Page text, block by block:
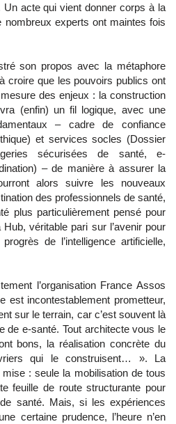
acte qui vient donner corps à la
nombreux experts ont maintes fois
son propos avec la métaphore
croire que les pouvoirs publics ont
des enjeux : la construction
(enfin) un fil logique, avec une
– cadre de confiance
et services socles (Dossier
sécurisées de santé, e-
– de manière à assurer la
alors suivre les nouveaux
des professionnels de santé,
plus particulièrement pensé pour
véritable pari sur l’avenir pour
de l’intelligence artificielle,
l’organisation France Assos
est incontestablement prometteur,
sur le terrain, car c’est souvent là
de e-santé. Tout architecte vous le
bons, la réalisation concrète du
qui le construisent… ». La
: seule la mobilisation de tous
feuille de route structurante pour
santé. Mais, si les expériences
certaine prudence, l’heure n’en